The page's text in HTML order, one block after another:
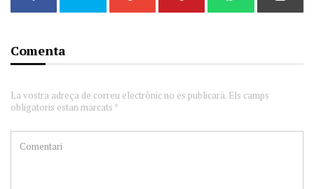
Comenta
La vostra adreça de correu electrònic no es publicarà. Els camps
obligatoris estan marcats *